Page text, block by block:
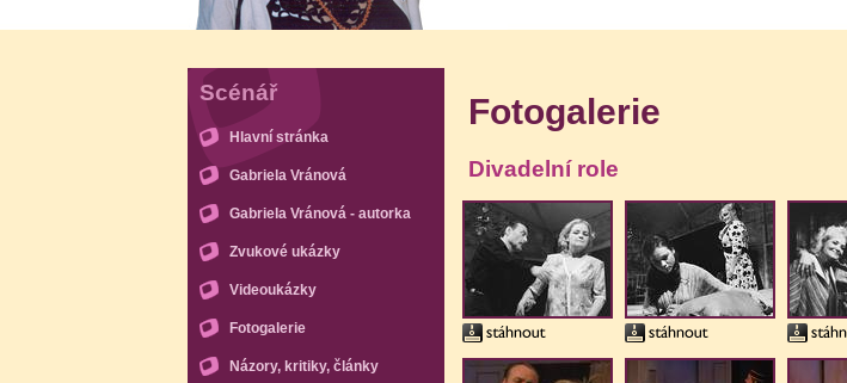
Scénář
Hlavní stránka
Gabriela Vránová
Gabriela Vránová - autorka
Zvukové ukázky
Videoukázky
Fotogalerie
Názory, kritiky, články
Fotogalerie
Divadelní role